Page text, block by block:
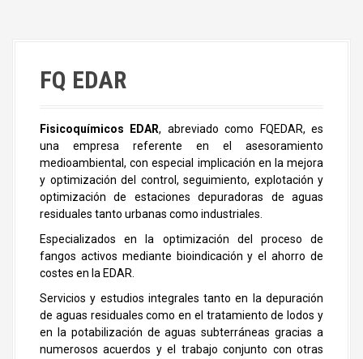
FQ EDAR
Fisicoquímicos EDAR, abreviado como FQEDAR, es
una empresa referente en el asesoramiento
medioambiental, con especial implicación en la mejora
y optimización del control, seguimiento, explotación y
optimización de estaciones depuradoras de aguas
residuales tanto urbanas como industriales.
Especializados en la optimización del proceso de
fangos activos mediante bioindicación y el ahorro de
costes en la EDAR.
Servicios y estudios integrales tanto en la depuración
de aguas residuales como en el tratamiento de lodos y
en la potabilización de aguas subterráneas gracias a
numerosos acuerdos y el trabajo conjunto con otras